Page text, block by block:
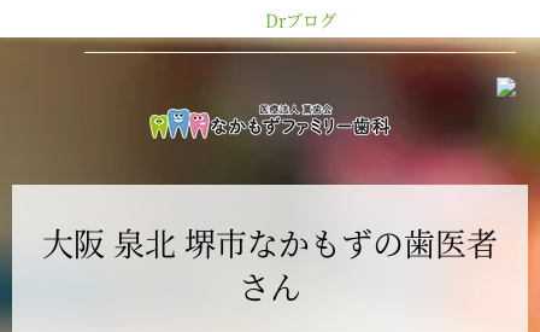
2024年12月
2024年11月
2024年9月
2024年8月
Drブログ
大阪 泉北 堺市なかもずの歯医者
さん